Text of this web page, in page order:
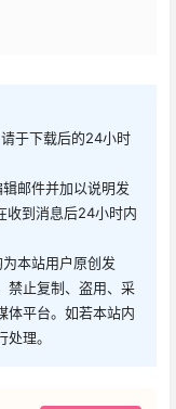
于下载后的24小时
邮件并加以说明发
到消息后24小时内
本站用户原创发
禁止复制、盗用、采
体平台。如若本站内
理。